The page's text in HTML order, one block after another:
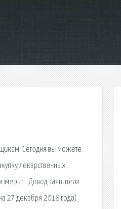
Сегодня вы можете
лекарственных
- Довод заявителя
27 декабря 2018 года)